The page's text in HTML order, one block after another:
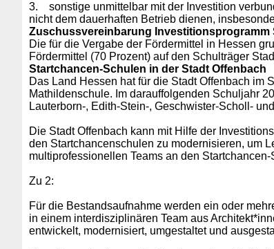
3.
sonstige unmittelbar mit der Investition
nicht dem dauerhaften Betrieb dienen,
Zuschussvereinbarung Investitionsprogramm
Die für die Vergabe der Fördermittel in Hessen
Fördermittel (70 Prozent) auf den Schulträger
Startchancen-Schulen in der Stadt Offenbach
Das Land Hessen hat für die Stadt Offenbach im
Mathildenschule. Im darauffolgenden Schuljahr
Lauterborn-, Edith-Stein-, Geschwister-Scholl-
Die Stadt Offenbach kann mit Hilfe der
den Startchancenschulen zu modernisieren, um
multiprofessionellen Teams an den
Zu 2:
Für die Bestandsaufnahme werden ein oder
in einem interdisziplinären Team aus
entwickelt, modernisiert, umgestaltet und